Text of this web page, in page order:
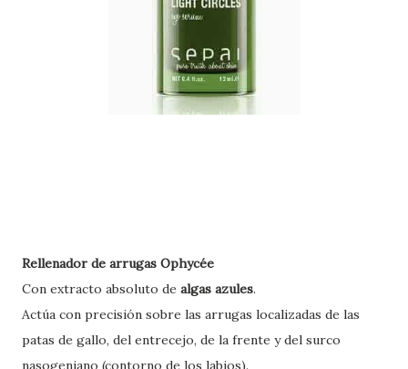
Rellenador de arrugas Ophycée
Con extracto absoluto de algas azules.
Actúa con precisión sobre las arrugas localizadas de las
patas de gallo, del entrecejo, de la frente y del surco
nasogeniano (contorno de los labios).